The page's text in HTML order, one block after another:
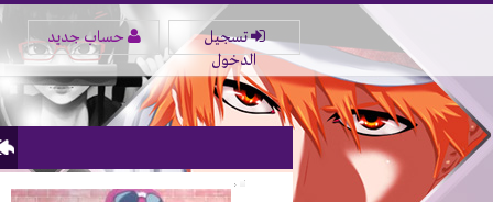
تسجيل
الدخول
حساب جديد